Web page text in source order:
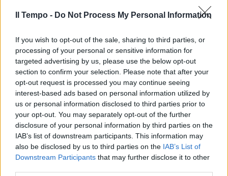
Il Tempo - Do Not Process My Personal Information
If you wish to opt-out of the sale, sharing to third parties, or
processing of your personal or sensitive information for
targeted advertising by us, please use the below opt-out
section to confirm your selection. Please note that after your
opt-out request is processed you may continue seeing
interest-based ads based on personal information utilized by
us or personal information disclosed to third parties prior to
your opt-out. You may separately opt-out of the further
disclosure of your personal information by third parties on the
IAB’s list of downstream participants. This information may
also be disclosed by us to third parties on the IAB’s List of
Downstream Participants that may further disclose it to other
Finisce con l'elezione di Pino Cangemi. Ma gli
essere finiti.